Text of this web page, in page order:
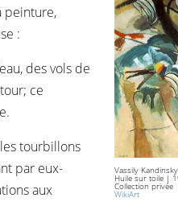
Vassily
Huile sur toile |
Collection privée
WikiArt
peinture,
:
des vols de
ce
tourbillons
par eux-
aux